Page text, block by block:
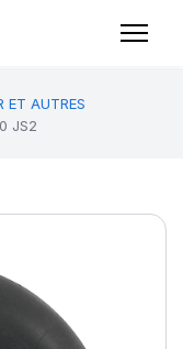
ET AUTRES
JS2